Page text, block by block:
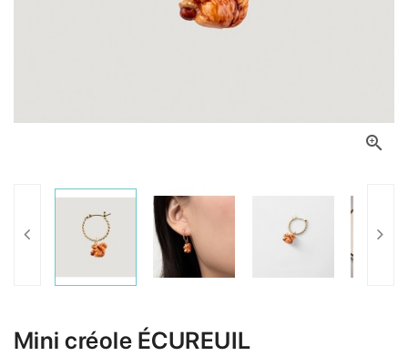

Mini créole ÉCUREUIL